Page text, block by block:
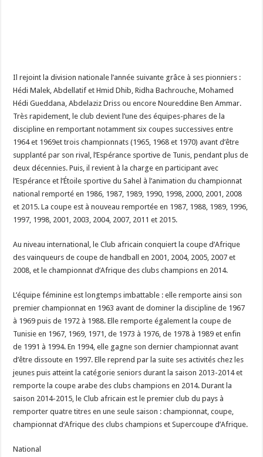
Il rejoint la division nationale l’année suivante grâce à ses pionniers :
Hédi Malek, Abdellatif et Hmid Dhib, Ridha Bachrouche, Mohamed
Hédi Gueddana, Abdelaziz Driss ou encore Noureddine Ben Ammar.
Très rapidement, le club devient l’une des équipes-phares de la
discipline en remportant notamment six coupes successives entre
1964 et 1969et trois championnats (1965, 1968 et 1970) avant d’être
supplanté par son rival, l’Espérance sportive de Tunis, pendant plus de
deux décennies. Puis, il revient à la charge en participant avec
l’Espérance et l’Étoile sportive du Sahel à l’animation du championnat
national remporté en 1986, 1987, 1989, 1990, 1998, 2000, 2001, 2008
et 2015. La coupe est à nouveau remportée en 1987, 1988, 1989, 1996,
1997, 1998, 2001, 2003, 2004, 2007, 2011 et 2015.
Au niveau international, le Club africain conquiert la coupe d’Afrique
des vainqueurs de coupe de handball en 2001, 2004, 2005, 2007 et
2008, et le championnat d’Afrique des clubs champions en 2014.
L’équipe féminine est longtemps imbattable : elle remporte ainsi son
premier championnat en 1963 avant de dominer la discipline de 1967
à 1969 puis de 1972 à 1988. Elle remporte également la coupe de
Tunisie en 1967, 1969, 1971, de 1973 à 1976, de 1978 à 1989 et enfin
de 1991 à 1994. En 1994, elle gagne son dernier championnat avant
d’être dissoute en 1997. Elle reprend par la suite ses activités chez les
jeunes puis atteint la catégorie seniors durant la saison 2013-2014 et
remporte la coupe arabe des clubs champions en 2014. Durant la
saison 2014-2015, le Club africain est le premier club du pays à
remporter quatre titres en une seule saison : championnat, coupe,
championnat d’Afrique des clubs champions et Supercoupe d’Afrique.
National